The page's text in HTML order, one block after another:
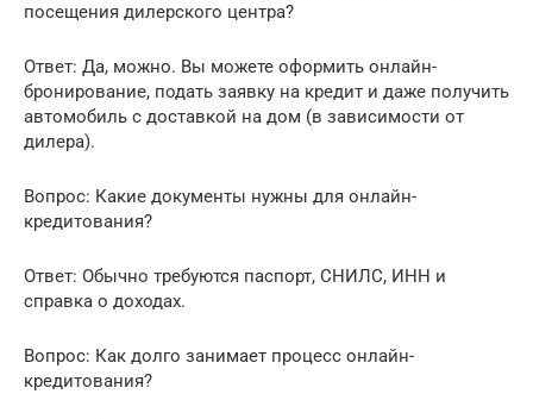
посещения дилерского центра?
Ответ: Да, можно. Вы можете оформить онлайн-
бронирование, подать заявку на кредит и даже получить
автомобиль с доставкой на дом (в зависимости от
дилера).
Вопрос: Какие документы нужны для онлайн-
кредитования?
Ответ: Обычно требуются паспорт, СНИЛС, ИНН и
справка о доходах.
Вопрос: Как долго занимает процесс онлайн-
кредитования?